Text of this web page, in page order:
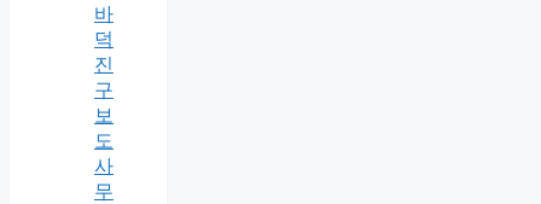
바
덕
진
구
보
도
사
무